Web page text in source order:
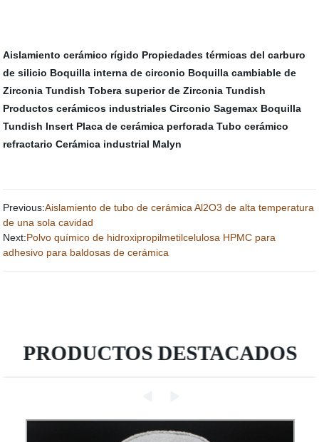
Aislamiento cerámico rígido Propiedades térmicas del carburo
de silicio Boquilla interna de circonio Boquilla cambiable de
Zirconia Tundish Tobera superior de Zirconia Tundish
Productos cerámicos industriales Circonio Sagemax Boquilla
Tundish Insert Placa de cerámica perforada Tubo cerámico
refractario Cerámica industrial Malyn
Previous:Aislamiento de tubo de cerámica Al2O3 de alta temperatura
de una sola cavidad
Next:Polvo químico de hidroxipropilmetilcelulosa HPMC para
adhesivo para baldosas de cerámica
PRODUCTOS DESTACADOS